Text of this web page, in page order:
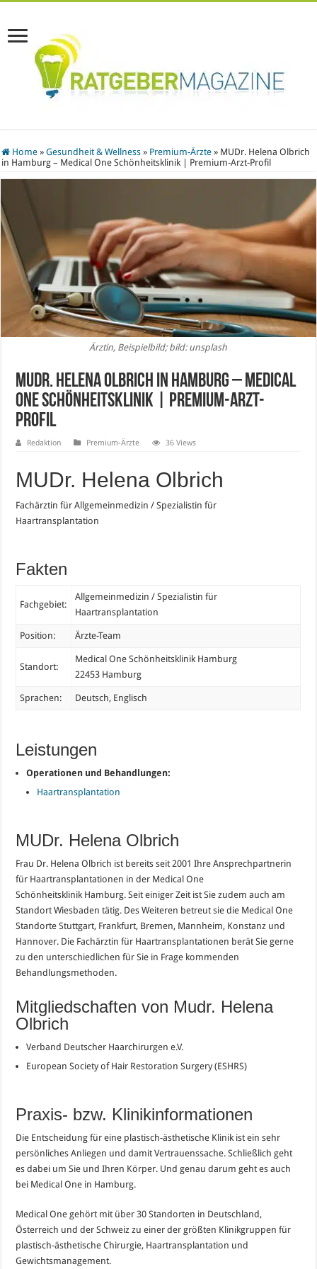
Home » Gesundheit & Wellness » Premium-Ärzte » MUDr. Helena Olbrich
in Hamburg – Medical One Schönheitsklinik | Premium-Arzt-Profil
Ärztin, Beispielbild; bild: unsplash
MUDr. Helena Olbrich in Hamburg – Medical
One Schönheitsklinik | Premium-Arzt-
Profil
Redaktion Premium-Ärzte 36 Views
MUDr. Helena Olbrich
Fachärztin für Allgemeinmedizin / Spezialistin für
Haartransplantation
Fakten
Fachgebiet:
Allgemeinmedizin / Spezialistin für
Haartransplantation
Position: Ärzte-Team
Standort:
Medical One Schönheitsklinik Hamburg
22453 Hamburg
Sprachen: Deutsch, Englisch
Leistungen
Operationen und Behandlungen:
Haartransplantation
MUDr. Helena Olbrich
Frau Dr. Helena Olbrich ist bereits seit 2001 Ihre Ansprechpartnerin
für Haartransplantationen in der Medical One
SchönheitsklinikHamburg. Seit einiger Zeit ist Sie zudem auch am
Standort Wiesbaden tätig. Des Weiteren betreut sie die Medical One
Standorte Stuttgart, Frankfurt, Bremen, Mannheim, Konstanz und
Hannover. Die Fachärztin für Haartransplantationen berät Sie gerne
zu den unterschiedlichen für Sie in Frage kommenden
Behandlungsmethoden.
Mitgliedschaften von Mudr. Helena
Olbrich
Verband Deutscher Haarchirurgen e.V.
European Society of Hair Restoration Surgery (ESHRS)
Praxis- bzw. Klinikinformationen
Die Entscheidung für eine plastisch-ästhetische Klinik ist ein sehr
persönliches Anliegen und damit Vertrauenssache. Schließlich geht
es dabei um Sie und Ihren Körper. Und genau darum geht es auch
bei Medical One in Hamburg.
Medical One gehört mit über 30 Standorten in Deutschland,
Österreich und der Schweiz zu einer der größten Klinikgruppen für
plastisch-ästhetische Chirurgie, Haartransplantation und
Gewichtsmanagement.